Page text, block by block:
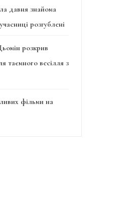
давня знайома
розгублені
розкрив
таємного весілля з
фільми на